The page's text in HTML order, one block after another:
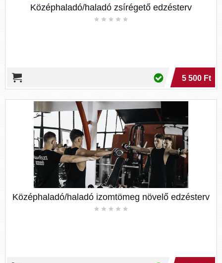
Középhaladó/haladó zsírégető edzésterv
5 500 Ft
Középhaladó/haladó izomtömeg növelő edzésterv